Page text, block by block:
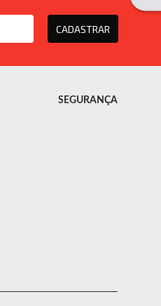
CADASTRAR
SEGURANÇA